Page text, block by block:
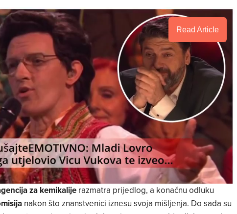
Read Article
za kemikalijerazmatra prijedlog, a konačnu odluku
nakon što znanstvenici iznesu svoja mišljenja. Do sada su